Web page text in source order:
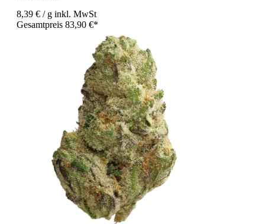
8,39 € / g inkl. MwSt
Gesamtpreis 83,90 €*